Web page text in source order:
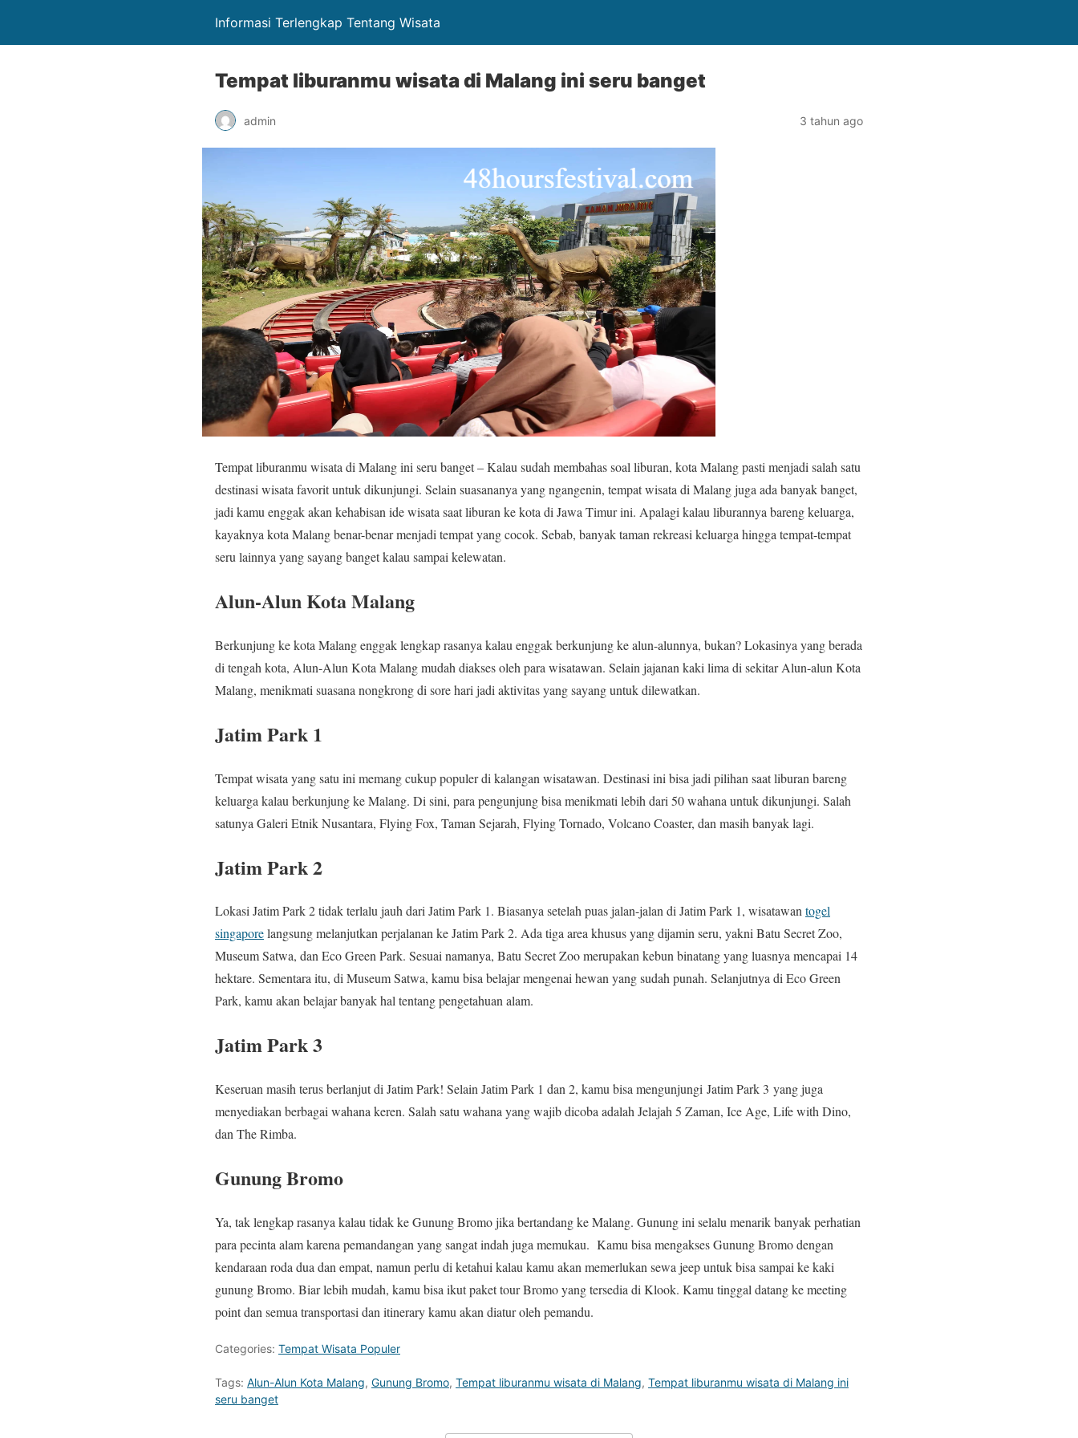
Informasi Terlengkap Tentang Wisata
Tempat liburanmu wisata di Malang ini seru banget
admin 3 tahun ago
Tempat liburanmu wisata di Malang ini seru banget – Kalau sudah membahas soal liburan, kota Malang pasti menjadi salah satu
destinasi wisata favorit untuk dikunjungi. Selain suasananya yang ngangenin, tempat wisata di Malang juga ada banyak banget,
jadi kamu enggak akan kehabisan ide wisata saat liburan ke kota di Jawa Timur ini. Apalagi kalau liburannya bareng keluarga,
kayaknya kota Malang benar-benar menjadi tempat yang cocok. Sebab, banyak taman rekreasi keluarga hingga tempat-tempat
seru lainnya yang sayang banget kalau sampai kelewatan.
Alun-Alun Kota Malang
Berkunjung ke kota Malang enggak lengkap rasanya kalau enggak berkunjung ke alun-alunnya, bukan? Lokasinya yang berada
di tengah kota, Alun-Alun Kota Malang mudah diakses oleh para wisatawan. Selain jajanan kaki lima di sekitar Alun-alun Kota
Malang, menikmati suasana nongkrong di sore hari jadi aktivitas yang sayang untuk dilewatkan.
Jatim Park 1
Tempat wisata yang satu ini memang cukup populer di kalangan wisatawan. Destinasi ini bisa jadi pilihan saat liburan bareng
keluarga kalau berkunjung ke Malang. Di sini, para pengunjung bisa menikmati lebih dari 50 wahana untuk dikunjungi. Salah
satunya Galeri Etnik Nusantara, Flying Fox, Taman Sejarah, Flying Tornado, Volcano Coaster, dan masih banyak lagi.
Jatim Park 2
Lokasi Jatim Park 2 tidak terlalu jauh dari Jatim Park 1. Biasanya setelah puas jalan-jalan di Jatim Park 1, wisatawantogel
singaporelangsung melanjutkan perjalanan ke Jatim Park 2. Ada tiga area khusus yang dijamin seru, yakni Batu Secret Zoo,
Museum Satwa, dan Eco Green Park. Sesuai namanya, Batu Secret Zoo merupakan kebun binatang yang luasnya mencapai 14
hektare. Sementara itu, di Museum Satwa, kamu bisa belajar mengenai hewan yang sudah punah. Selanjutnya di Eco Green
Park, kamu akan belajar banyak hal tentang pengetahuan alam.
Jatim Park 3
Keseruan masih terus berlanjut di Jatim Park! Selain Jatim Park 1 dan 2, kamu bisa mengunjungi Jatim Park 3 yang juga
menyediakan berbagai wahana keren. Salah satu wahana yang wajib dicoba adalah Jelajah 5 Zaman, Ice Age, Life with Dino,
dan The Rimba.
Gunung Bromo
Ya, tak lengkap rasanya kalau tidak ke Gunung Bromo jika bertandang ke Malang. Gunung ini selalu menarik banyak perhatian
para pecinta alam karena pemandangan yang sangat indah juga memukau. Kamu bisa mengakses Gunung Bromo dengan
kendaraan roda dua dan empat, namun perlu di ketahui kalau kamu akan memerlukan sewa jeep untuk bisa sampai ke kaki
gunung Bromo. Biar lebih mudah, kamu bisa ikut paket tour Bromo yang tersedia di Klook. Kamu tinggal datang ke meeting
point dan semua transportasi dan itinerary kamu akan diatur oleh pemandu.
Categories: Tempat Wisata Populer
Tags: Alun-Alun Kota Malang, Gunung Bromo, Tempat liburanmu wisata di Malang, Tempat liburanmu wisata di Malang ini
seru banget